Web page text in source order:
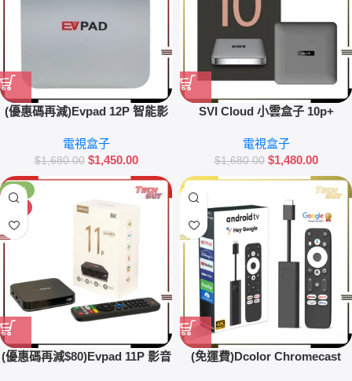
(優惠碼再減)Evpad 12P 智能影
電視盒子
$1,680.00 $1,450.00
SVI Cloud 小雲盒子 10p+
電視盒子
$1,680.00 $1,480.00
-23%
(優惠碼再減$80)Evpad 11P 影音
(免運費)Dcolor Chromecast